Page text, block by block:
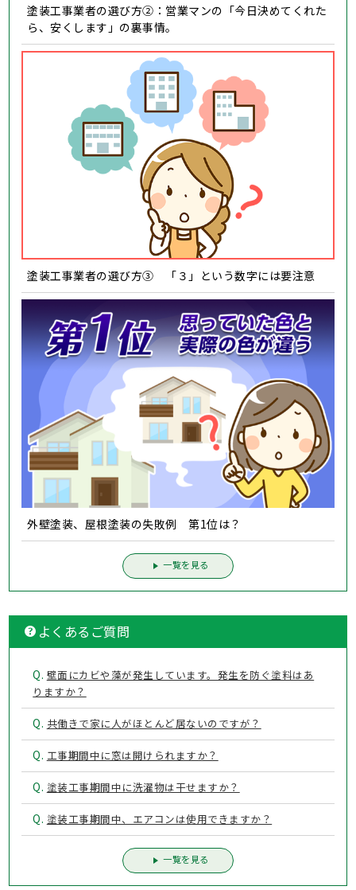
塗装工事業者の選び方②：営業マンの「今日決めてくれた
ら、安くします」の裏事情。
塗装工事業者の選び方③ 「３」という数字には要注意
外壁塗装、屋根塗装の失敗例 第1位は？
一覧を見る
よくあるご質問
Q. 壁面にカビや藻が発生しています。発生を防ぐ塗料はあ
りますか？
Q. 共働きで家に人がほとんど居ないのですが？
Q. 工事期間中に窓は開けられますか？
Q. 塗装工事期間中に洗濯物は干せますか？
Q. 塗装工事期間中、エアコンは使用できますか？
一覧を見る